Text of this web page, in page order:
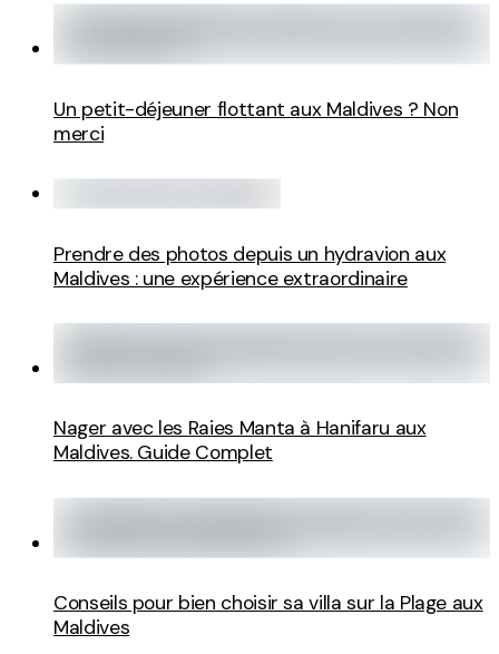
Un petit-déjeuner flottant aux Maldives ? Non
merci
Prendre des photos depuis un hydravion aux
Maldives : une expérience extraordinaire
Nager avec les Raies Manta à Hanifaru aux
Maldives. Guide Complet
Conseils pour bien choisir sa villa sur la Plage aux
Maldives